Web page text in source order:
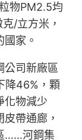
物PM2.5均
/立方米，
家。
公司新廠區
降46%，顆
化物減少
帶通廊，
……河鋼集